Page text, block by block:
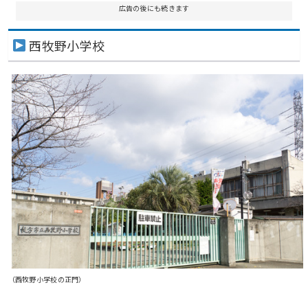
広告の後にも続きます
西牧野小学校
（西牧野小学校の正門）